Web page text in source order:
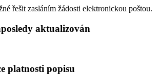
řešit zasláním žádosti elektronickou poštou.
aktualizován
platnosti popisu